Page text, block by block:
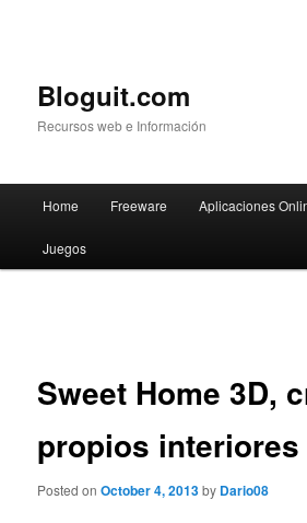
Bloguit.com
Recursos web e Información
Skip
to
Home Freeware Aplicaciones
Juegos
Sweet Home 3D,
propios
Posted onOctober 4, 2013by Dario08